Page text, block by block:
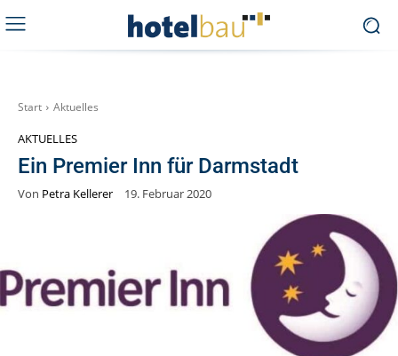
Start Aktuelles
AKTUELLES
Ein Premier Inn für Darmstadt
Von Petra Kellerer 19. Februar 2020